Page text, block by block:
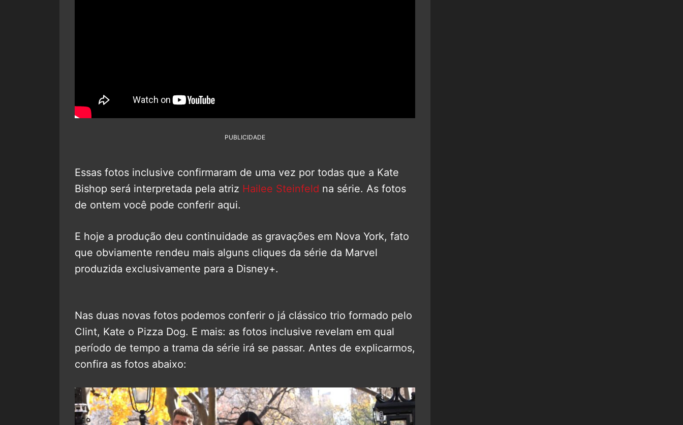
PUBLICIDADE
Essas fotos inclusive confirmaram de uma vez por todas que a Kate
Bishop será interpretada pela atriz Hailee Steinfeld na série. As fotos
de ontem você pode conferir aqui.
E hoje a produção deu continuidade as gravações em Nova York, fato
que obviamente rendeu mais alguns cliques da série da Marvel
produzida exclusivamente para a Disney+.
Nas duas novas fotos podemos conferir o já clássico trio formado pelo
Clint, Kate o Pizza Dog. E mais: as fotos inclusive revelam em qual
período de tempo a trama da série irá se passar. Antes de explicarmos,
confira as fotos abaixo: